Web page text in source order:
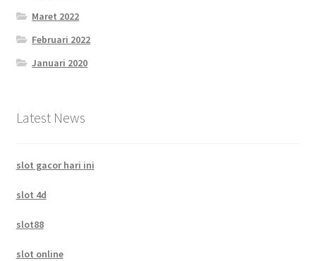
Maret 2022
Februari 2022
Januari 2020
Latest News
slot gacor hari ini
slot 4d
slot88
slot online